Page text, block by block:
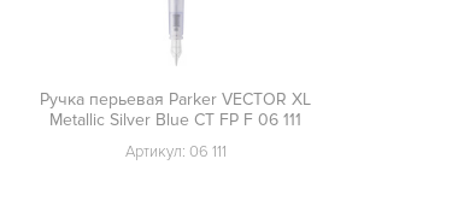
Ручка перьевая Parker VECTOR XL
Metallic Silver Blue CT FP F 06 111
Артикул: 06 111